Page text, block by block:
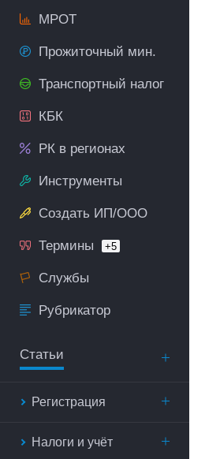
МРОТ
Прожиточный мин.
Транспортный налог
КБК
РК в регионах
Инструменты
Создать ИП/ООО
Термины +5
Службы
Рубрикатор
Статьи
Регистрация
Налоги и учёт